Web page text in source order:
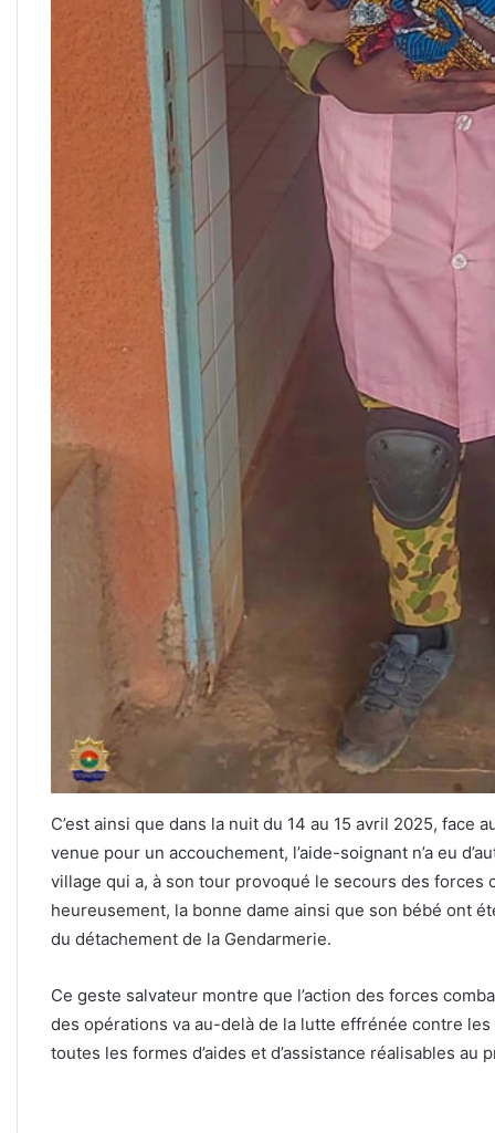
C’est ainsi que dans la nuit du 14 au 15 avril 2025,
venue pour un accouchement, l’aide-soignant n’a eu
village qui a, à son tour provoqué le secours des forces
heureusement, la bonne dame ainsi que son bébé ont
du détachement de la Gendarmerie.
Ce geste salvateur montre que l’action des forces
des opérations va au-delà de la lutte effrénée contre
toutes les formes d’aides et d’assistance réalisables au